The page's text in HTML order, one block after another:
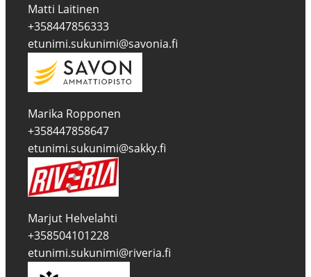
Matti Laitinen
+358447856333
etunimi.sukunimi@savonia.fi
Marika Ropponen
+358447858647
etunimi.sukunimi@sakky.fi
Marjut Helvelahti
+358504101228
etunimi.sukunimi@riveria.fi